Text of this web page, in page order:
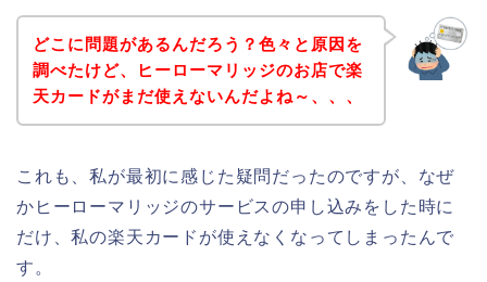
どこに問題があるんだろう？色々と原因を
調べたけど、ヒーローマリッジのお店で楽
天カードがまだ使えないんだよね～、、、
これも、私が最初に感じた疑問だったのですが、なぜ
かヒーローマリッジのサービスの申し込みをした時に
だけ、私の楽天カードが使えなくなってしまったんで
す。